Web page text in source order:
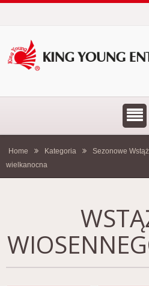
Home Kategoria Sezonowe
wielkanocna